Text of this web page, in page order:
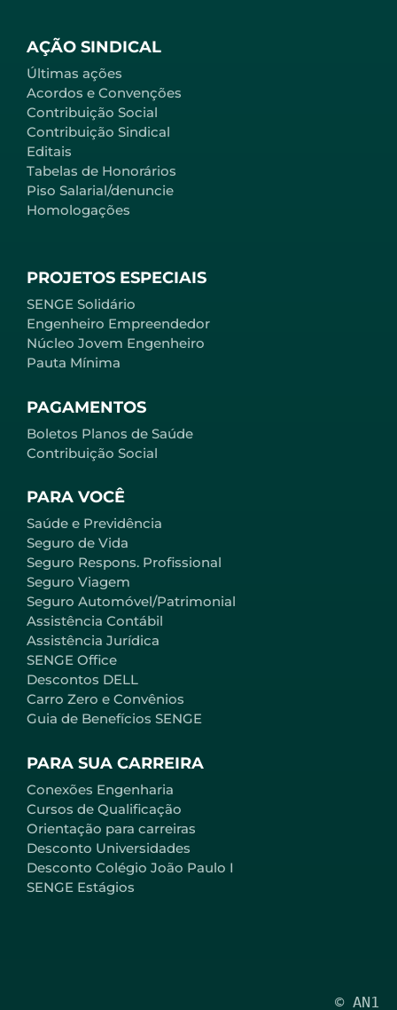
PARA VOCÊ
Saúde e Previdência
Seguro de Vida
Seguro Respons. Profissional
Seguro Viagem
Seguro Automóvel/Patrimonial
Assistência Contábil
Assistência Jurídica
SENGE Office
Descontos DELL
Carro Zero e Convênios
Guia de Benefícios SENGE
PARA SUA CARREIRA
Conexões Engenharia
Cursos de Qualificação
Orientação para carreiras
Desconto Universidades
Desconto Colégio João Paulo I
SENGE Estágios
AÇÃO SINDICAL
Últimas ações
Acordos e Convenções
Contribuição Social
Contribuição Sindical
Editais
Tabelas de Honorários
Piso Salarial/denuncie
Homologações
PROJETOS ESPECIAIS
SENGE Solidário
Engenheiro Empreendedor
Núcleo Jovem Engenheiro
Pauta Mínima
PAGAMENTOS
Boletos Planos de Saúde
Contribuição Social
© AN1